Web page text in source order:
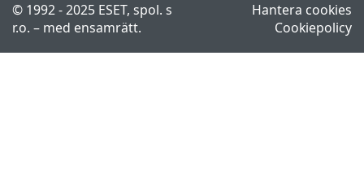
© 1992 - 2025 ESET, spol. s
r.o. – med ensamrätt.
Hantera cookies
Cookiepolicy